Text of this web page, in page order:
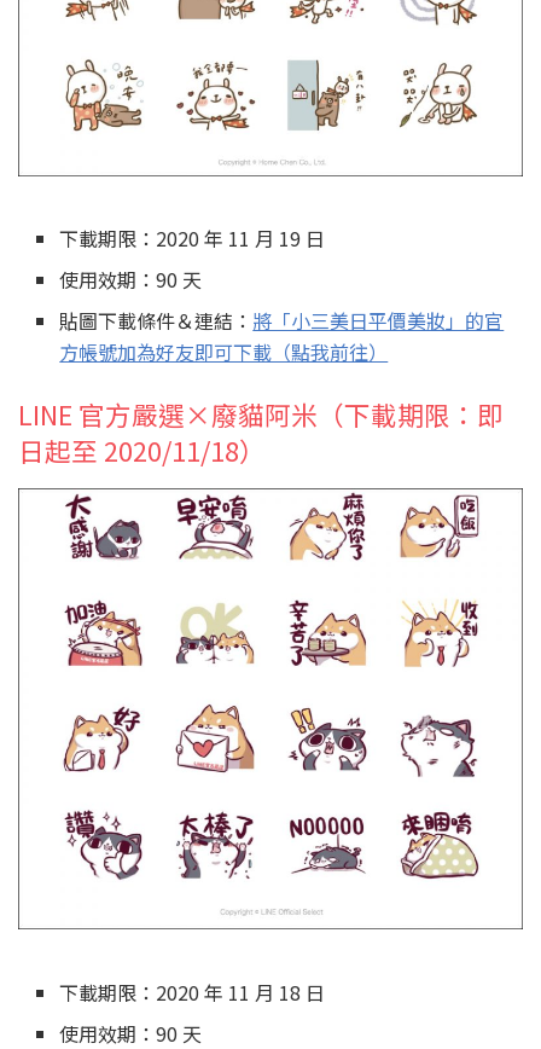
下載期限：2020 年 11 月 19 日
使用效期：90 天
貼圖下載條件＆連結： 將「小三美日平價美妝」的官
方帳號加為好友即可下載（點我前往）
LINE 官方嚴選×廢貓阿米（下載期限：即
日起至 2020/11/18）
下載期限：2020 年 11 月 18 日
使用效期：90 天